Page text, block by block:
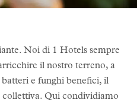
Noi di 1 Hotels sempre
il nostro terreno, a
e funghi benefici, il
collettiva. Qui condividiamo